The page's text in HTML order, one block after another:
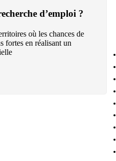
d’emploi ?
où les chances de
fortes en réalisant un